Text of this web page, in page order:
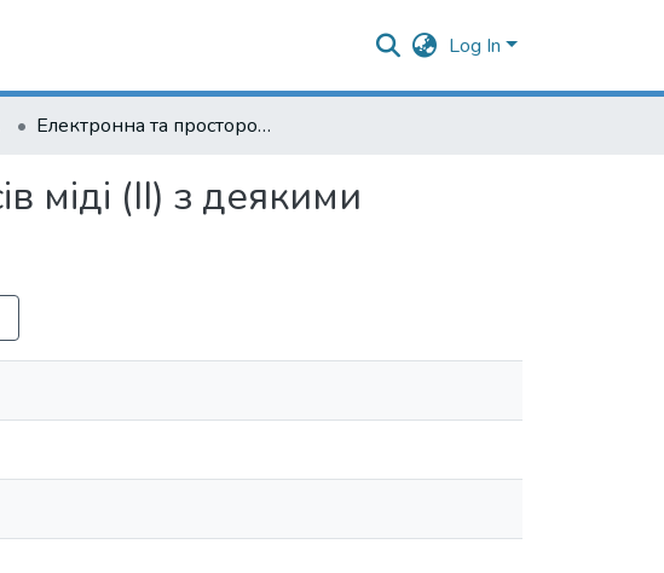
Log In
Електронна та просторова будова комплексів міді (ІІ) з деякими аміноалкілсиланами
(ІІ) з деякими